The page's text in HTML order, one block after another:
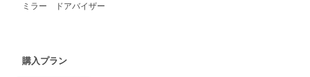
ミラー ドアバイザー
購入プラン